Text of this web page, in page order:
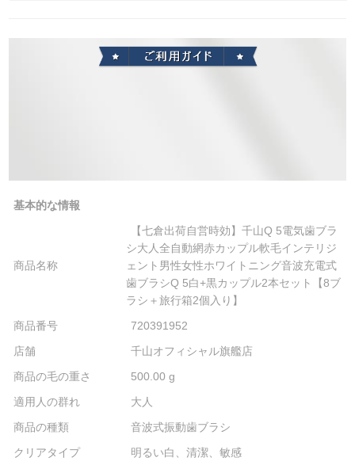
基本的な情報
商品名称
【七倉出荷自営時効】千山Q 5電気歯ブラ
シ大人全自動網赤カップル軟毛インテリジ
ェント男性女性ホワイトニング音波充電式
歯ブラシQ 5白+黒カップル2本セット【8ブ
ラシ＋旅行箱2個入り】
商品番号
720391952
店舗
千山オフィシャル旗艦店
商品の毛の重さ
500.00 g
適用人の群れ
大人
商品の種類
音波式振動歯ブラシ
クリアタイプ
明るい白、清潔、敏感